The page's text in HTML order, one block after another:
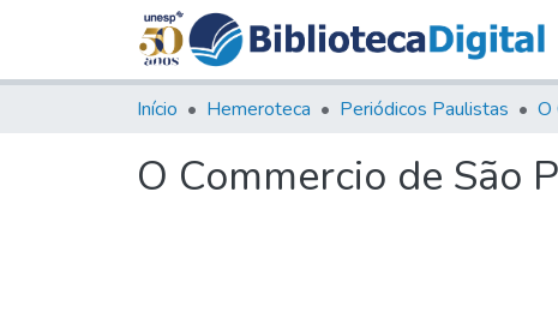
Início Hemeroteca Periódicos Paulistas O
O Commercio de São